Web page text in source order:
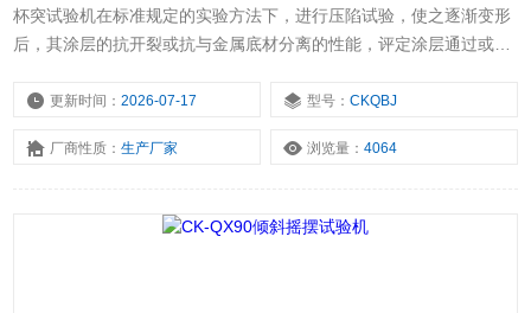
杯突试验机在标准规定的实验方法下，进行压陷试验，使之逐渐变形
后，其涂层的抗开裂或抗与金属底材分离的性能，评定涂层通过或不
更新时间：2026-07-17 型号：CKQBJ
厂商性质：生产厂家 浏览量：4064